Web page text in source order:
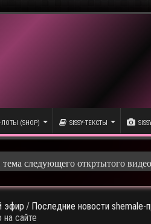
ЛОТЫ (SHOP) SISSY-ТЕКСТЫ
следующего откртытого видео
следующего общедоступного
эфир / Последние новости shemale-
сайте